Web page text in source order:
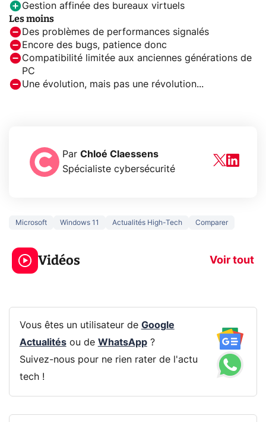
Gestion affinée des bureaux virtuels
Les moins
Des problèmes de performances signalés
Encore des bugs, patience donc
Compatibilité limitée aux anciennes générations de
PC
Une évolution, mais pas une révolution...
Par Chloé Claessens
Spécialiste cybersécurité
Microsoft Windows 11 Actualités High-Tech Comparer
Vidéos Voir tout
319€ ? Voici L'AOC
CQ32G4ZA !
5
prochaine
Vous êtes un utilisateur de Google
Actualitésou de WhatsApp?
Suivez-nous pour ne rien rater de l'actu
tech !